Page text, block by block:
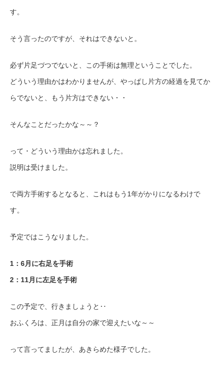
す。
そう言ったのですが、それはできないと。
必ず片足づつでないと、この手術は無理ということでした。
どういう理由かはわかりませんが、やっぱし片方の経過を見てか
らでないと、もう片方はできない・・
そんなことだったかな～～？
って・どういう理由かは忘れました。
説明は受けました。
で両方手術するとなると、これはもう1年がかりになるわけで
す。
予定ではこうなりました。
1：6月に右足を手術
2：11月に左足を手術
この予定で、行きましょうと‥
おふくろは、正月は自分の家で迎えたいな～～
って言ってましたが、あきらめた様子でした。